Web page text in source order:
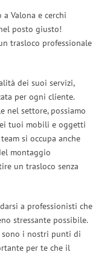
Valona e cerchi
posto giusto!
trasloco professionale
dei suoi servizi,
per ogni cliente.
nel settore, possiamo
tuoi mobili e oggetti
si occupa anche
montaggio
un trasloco senza
a professionisti che
stressante possibile.
sono i nostri punti di
per te che il